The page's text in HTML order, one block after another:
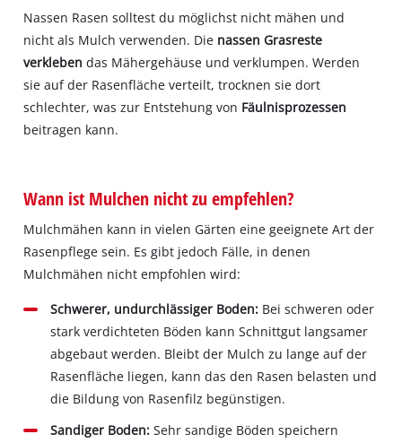
Nassen Rasen solltest du möglichst nicht mähen und
nicht als Mulch verwenden. Die nassen Grasreste
verkleben das Mähergehäuse und verklumpen. Werden
sie auf der Rasenfläche verteilt, trocknen sie dort
schlechter, was zur Entstehung von Fäulnisprozessen
beitragen kann.
Wann ist Mulchen nicht zu empfehlen?
Mulchmähen kann in vielen Gärten eine geeignete Art der
Rasenpflege sein. Es gibt jedoch Fälle, in denen
Mulchmähen nicht empfohlen wird:
Schwerer, undurchlässiger Boden: Bei schweren oder
stark verdichteten Böden kann Schnittgut langsamer
abgebaut werden. Bleibt der Mulch zu lange auf der
Rasenfläche liegen, kann das den Rasen belasten und
die Bildung von Rasenfilz begünstigen.
Sandiger Boden:Sehr sandige Böden speichern